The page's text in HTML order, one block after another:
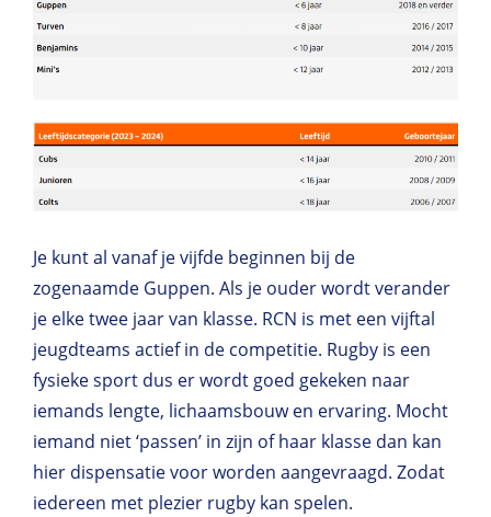
Je kunt al vanaf je vijfde beginnen bij de
zogenaamde Guppen. Als je ouder wordt verander
je elke twee jaar van klasse. RCN is met een vijftal
jeugdteams actief in de competitie. Rugby is een
fysieke sport dus er wordt goed gekeken naar
iemands lengte, lichaamsbouw en ervaring. Mocht
iemand niet ‘passen’ in zijn of haar klasse dan kan
hier dispensatie voor worden aangevraagd. Zodat
iedereen met plezier rugby kan spelen.